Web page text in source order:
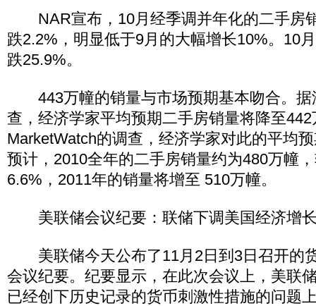
NAR宣布，10月经季调并年化的二手房
跌2.2%，明显低于9月的大幅增长10%。10
跌25.9%。
443万幢的销量与市场预期基本吻合。据
查，经济学家平均预期二手房销量将降至
MarketWatch的调查，经济学家对此的平均
预计，2010全年的二手房销量约为480万幢
6.6%，2011年的销量将增至 510万幢。
美联储会议纪要：联储下调美国经济增
美联储今天公布了11月2日到3日召开的
会议纪要。纪要显示，在此次会议上，美联
已经创下历史记录的货币刺激性措施的问题